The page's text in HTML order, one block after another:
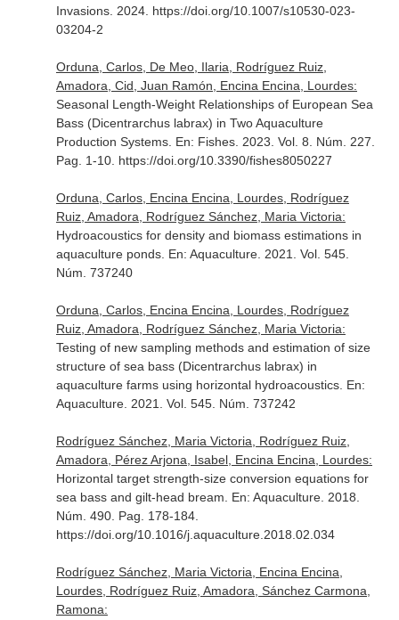
Invasions. 2024. https://doi.org/10.1007/s10530-023-
03204-2
Orduna, Carlos, De Meo, Ilaria, Rodríguez Ruiz,
Amadora, Cid, Juan Ramón, Encina Encina, Lourdes:
Seasonal Length-Weight Relationships of European Sea
Bass (Dicentrarchus labrax) in Two Aquaculture
Production Systems. En: Fishes. 2023. Vol. 8. Núm. 227.
Pag. 1-10. https://doi.org/10.3390/fishes8050227
Orduna, Carlos, Encina Encina, Lourdes, Rodríguez
Ruiz, Amadora, Rodríguez Sánchez, Maria Victoria:
Hydroacoustics for density and biomass estimations in
aquaculture ponds. En: Aquaculture. 2021. Vol. 545.
Núm. 737240
Orduna, Carlos, Encina Encina, Lourdes, Rodríguez
Ruiz, Amadora, Rodríguez Sánchez, Maria Victoria:
Testing of new sampling methods and estimation of size
structure of sea bass (Dicentrarchus labrax) in
aquaculture farms using horizontal hydroacoustics. En:
Aquaculture. 2021. Vol. 545. Núm. 737242
Rodríguez Sánchez, Maria Victoria, Rodríguez Ruiz,
Amadora, Pérez Arjona, Isabel, Encina Encina, Lourdes:
Horizontal target strength-size conversion equations for
sea bass and gilt-head bream. En: Aquaculture. 2018.
Núm. 490. Pag. 178-184.
https://doi.org/10.1016/j.aquaculture.2018.02.034
Rodríguez Sánchez, Maria Victoria, Encina Encina,
Lourdes, Rodríguez Ruiz, Amadora, Sánchez Carmona,
Ramona: